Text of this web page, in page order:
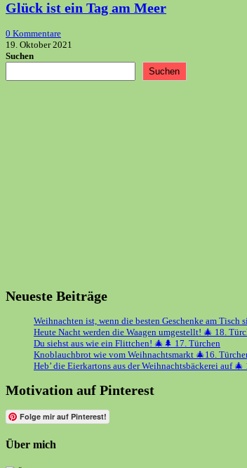
Glück ist ein Tag am Meer
0 Kommentare
19. Oktober 2021
Suchen
Suchen
Neueste Beiträge
Weihnachten ist, wenn die besten Geschenke am
Heute Nacht werden die Waagen umgestellt! 🎄 18.
Du siehst aus wie ein Flittchen! 🎄🌲 17. Türchen
Knoblauchbrot wie vom Weihnachtsmarkt 🎄16.
Heb’ die Eierkartons aus der Weihnachtsbäckerei auf 🎄
Motivation auf Pinterest
Folge mir auf Pinterest!
Über mich